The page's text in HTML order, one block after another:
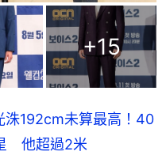
+15
洙192cm未算最高！40
　他超過2米